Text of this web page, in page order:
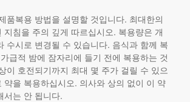
품복용 방법을 설명할 것입니다. 최대한의
지침을 주의 깊게 따르십시오. 복용량은 개
수시로 변경될 수 있습니다. 음식과 함께 복
급적 밤에 잠자리에 들기 전에 복용하는 것
이 호전되기까지 최대 몇 주가 걸릴 수 있으
약을 복용하십시오. 의사와 상의 없이 이 약
서는 안 됩니다.